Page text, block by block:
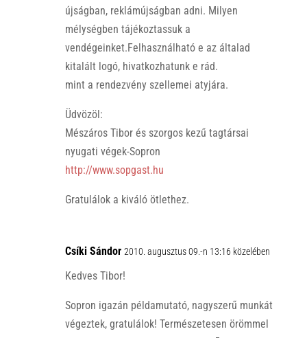
újságban, reklámújságban adni. Milyen
mélységben tájékoztassuk a
vendégeinket.Felhasználható e az általad
kitalált logó, hivatkozhatunk e rád.
mint a rendezvény szellemei atyjára.
Üdvözöl:
Mészáros Tibor és szorgos kezű tagtársai
nyugati végek-Sopron
http://www.sopgast.hu
Gratulálok a kiváló ötlethez.
Csíki Sándor 2010. augusztus 09.-n 13:16 közelében
Kedves Tibor!
Sopron igazán példamutató, nagyszerű munkát
végeztek, gratulálok! Természetesen örömmel